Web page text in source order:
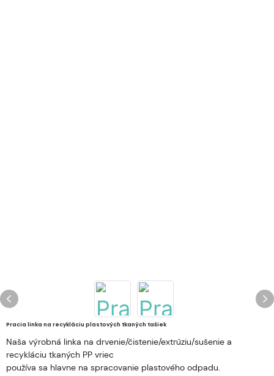
Pracia linka na recykláciu plastových tkaných tašiek
Naša výrobná linka na drvenie/čistenie/extrúziu/sušenie a
recykláciu tkaných PP vriec
používa sa hlavne na spracovanie plastového odpadu.